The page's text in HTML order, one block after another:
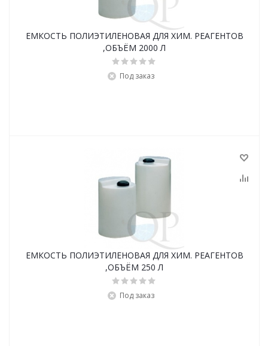
ЕМКОСТЬ ПОЛИЭТИЛЕНОВАЯ ДЛЯ ХИМ. РЕАГЕНТОВ
,ОБЪЁМ 2000 Л
Под заказ
ЕМКОСТЬ ПОЛИЭТИЛЕНОВАЯ ДЛЯ ХИМ. РЕАГЕНТОВ
,ОБЪЁМ 250 Л
Под заказ